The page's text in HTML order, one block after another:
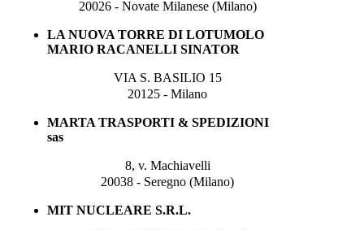
20026 - Novate Milanese (Milano)
LA NUOVA TORRE DI LOTUMOLO
MARIO RACANELLI SINATOR
VIA S. BASILIO 15
20125 - Milano
MARTA TRASPORTI & SPEDIZIONI
sas
8, v. Machiavelli
20038 - Seregno (Milano)
MIT NUCLEARE S.R.L.